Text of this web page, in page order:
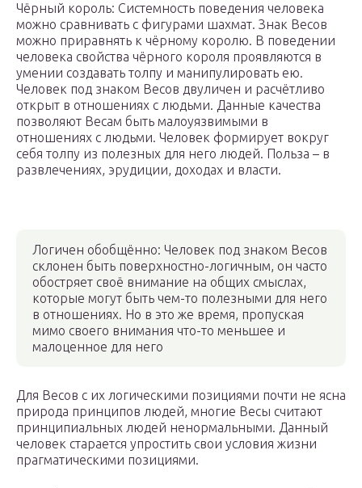
Чёрный король: Системность поведения человека
можно сравнивать с фигурами шахмат. Знак Весов
можно приравнять к чёрному королю. В поведении
человека свойства чёрного короля проявляются в
умении создавать толпу и манипулировать ею.
Человек под знаком Весов двуличен и расчётливо
открыт в отношениях с людьми. Данные качества
позволяют Весам быть малоуязвимыми в
отношениях с людьми. Человек формирует вокруг
себя толпу из полезных для него людей. Польза – в
развлечениях, эрудиции, доходах и власти.
Логичен обобщённо: Человек под знаком Весов
склонен быть поверхностно-логичным, он часто
обостряет своё внимание на общих смыслах,
которые могут быть чем-то полезными для него
в отношениях. Но в это же время, пропуская
мимо своего внимания что-то меньшее и
малоценное для него
Для Весов с их логическими позициями почти не ясна
природа принципов людей, многие Весы считают
принципиальных людей ненормальными. Данный
человек старается упростить свои условия жизни
прагматическими позициями.